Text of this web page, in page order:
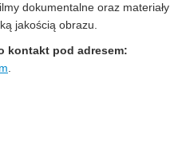
dokumentalne oraz materiały
jakością obrazu.
kontakt pod adresem:
.